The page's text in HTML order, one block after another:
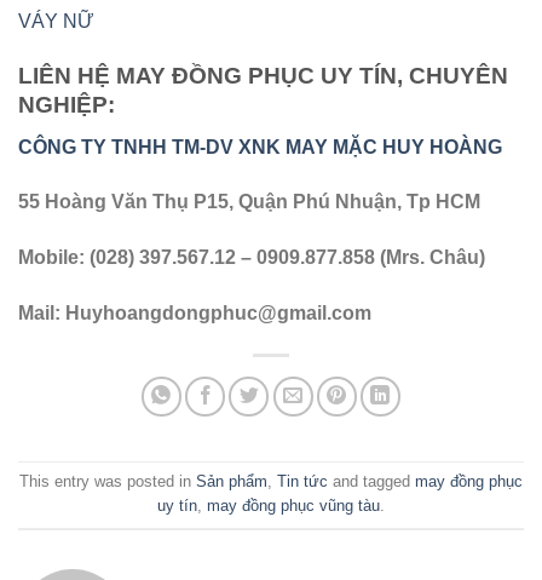
VÁY NỮ
LIÊN HỆ MAY ĐỒNG PHỤC UY TÍN, CHUYÊN
NGHIỆP:
CÔNG TY TNHH TM-DV XNK MAY MẶC HUY HOÀNG
55 Hoàng Văn Thụ P15, Quận Phú Nhuận, Tp HCM
Mobile: (028) 397.567.12 – 0909.877.858 (Mrs. Châu)
Mail: Huyhoangdongphuc@gmail.com
This entry was posted in Sản phẩm, Tin tức and tagged may đồng phục
uy tín, may đồng phục vũng tàu.